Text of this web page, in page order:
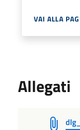
VAI ALLA
Allegati